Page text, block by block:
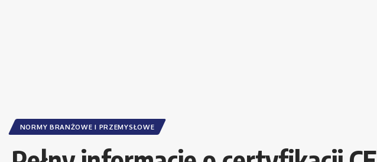
NORMY BRANŻOWE I PRZEMYSŁOWE